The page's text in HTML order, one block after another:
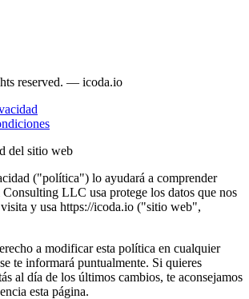
reserved. — icoda.io
del sitio web
("política") lo ayudará a comprender
LLC usa protege los datos que nos
y usa https://icoda.io ("sitio web",
a modificar esta política en cualquier
te informará puntualmente. Si quieres
al día de los últimos cambios, te aconsejamos
esta página.